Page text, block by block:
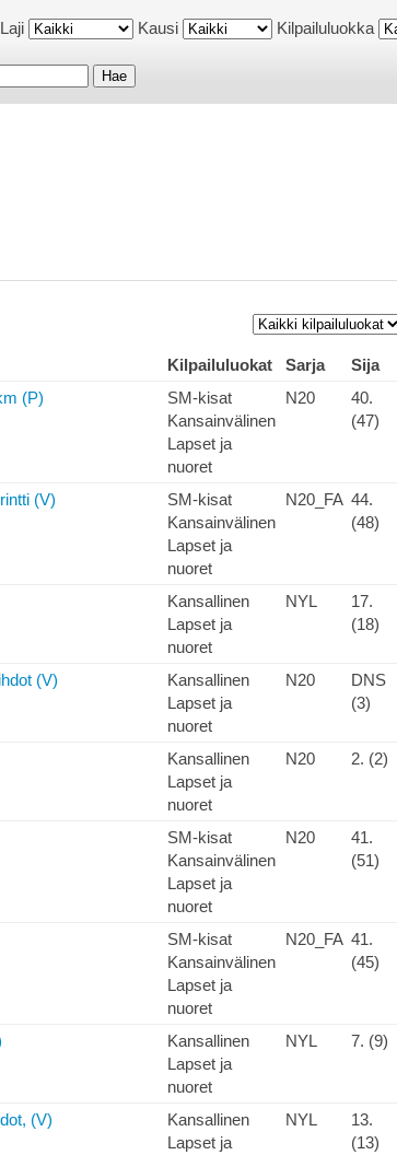
Laji Kausi Kilpailuluokka
Kilpailuluokat Sarja
Sija
(P)
SM-kisat
Kansainvälinen
Lapset ja
nuoret
N20
40.
(47)
(V)
SM-kisat
Kansainvälinen
Lapset ja
nuoret
N20_FA 44.
(48)
Kansallinen
Lapset ja
nuoret
NYL
17.
(18)
(V)
Kansallinen
Lapset ja
nuoret
N20
DNS
(3)
Kansallinen
Lapset ja
nuoret
N20 2. (2)
SM-kisat
Kansainvälinen
Lapset ja
nuoret
N20
41.
(51)
SM-kisat
Kansainvälinen
Lapset ja
nuoret
N20_FA 41.
(45)
Kansallinen
Lapset ja
nuoret
NYL 7. (9)
(V)
Kansallinen
Lapset ja
NYL
13.
(13)